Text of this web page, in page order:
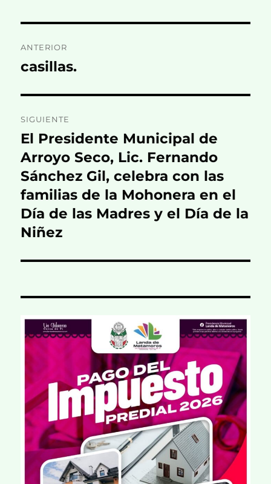
de
ANTERIOR
Entrada
casillas.
SIGUIENTE
Entrada
siguiente:
El Presidente Municipal de
Arroyo Seco, Lic. Fernando
Sánchez Gil, celebra con las
familias de la Mohonera en el
Día de las Madres y el Día de la
Niñez